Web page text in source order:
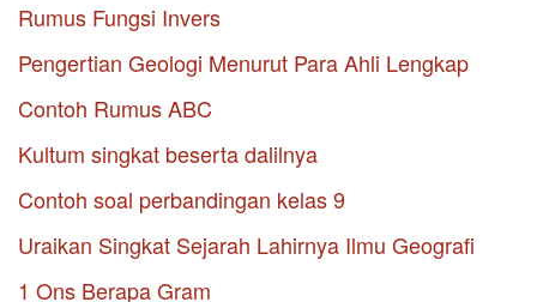
Rumus Fungsi Invers
Pengertian Geologi Menurut Para Ahli Lengkap
Contoh Rumus ABC
Kultum singkat beserta dalilnya
Contoh soal perbandingan kelas 9
Uraikan Singkat Sejarah Lahirnya Ilmu Geografi
1 Ons Berapa Gram